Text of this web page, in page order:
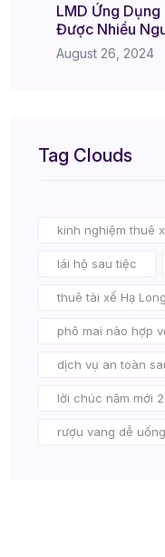
LMD Ứng
Được Nhiều
August 26, 2024
Tag Clouds
kinh nghiệm thuê
lái hộ sau tiệc
thuê tài xế Hạ Long
phô mai nào hợp
dịch vụ an toàn
lời chúc năm mới
rượu vang dễ uống